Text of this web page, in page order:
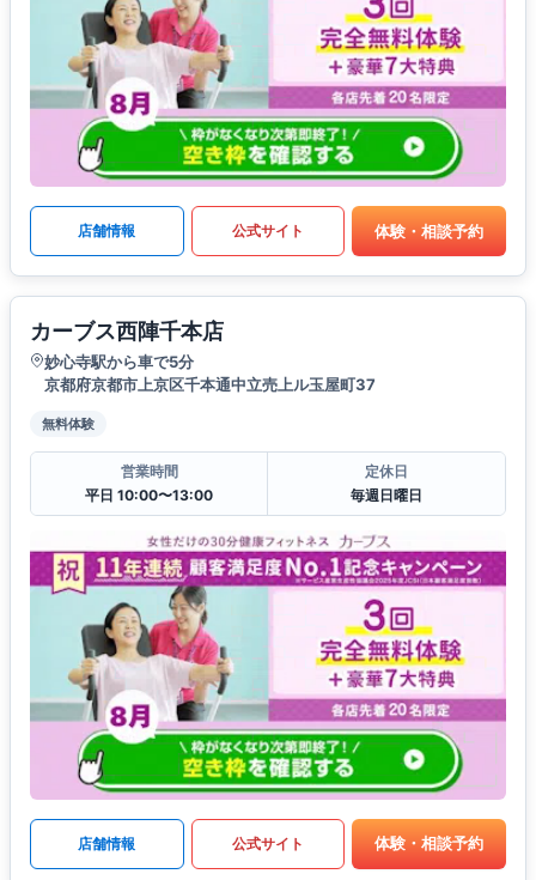
店舗情報 公式サイト 体験・相談予約
カーブス西陣千本店
妙心寺駅から車で5分
京都府京都市上京区千本通中立売上ル玉屋町37
無料体験
営業時間
平日 10:00〜13:00
定休日
毎週日曜日
店舗情報 公式サイト 体験・相談予約